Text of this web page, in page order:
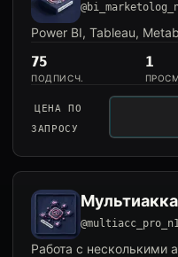
Power BI, Tableau,
75
ПОДПИСЧ.
1
ЦЕНА ПО
ЗАПРОСУ
Работа с несколькими